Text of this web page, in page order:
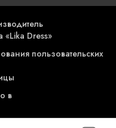
Dress»
пользовательских
в